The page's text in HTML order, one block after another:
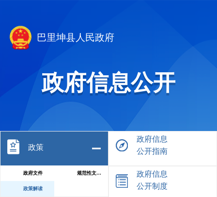
巴里坤县人民政府
政府信息公开
政策
政府文件 规范性文件库
政策解读
政府信息
公开指南
政府信息
公开制度